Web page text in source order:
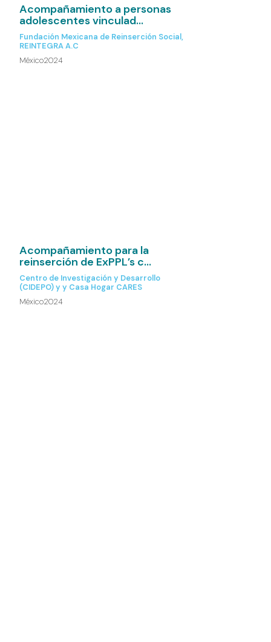
Acompañamiento a personas
adolescentes vinculad...
Fundación Mexicana de Reinserción Social,
REINTEGRA A.C
México2024
Acompañamiento para la
reinserción de ExPPL’s c...
Centro de Investigación y Desarrollo
(CIDEPO) y y Casa Hogar CARES
México2024